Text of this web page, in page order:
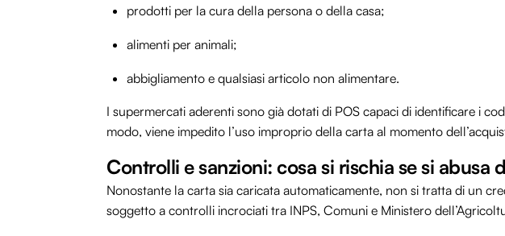
prodotti per la cura della persona o della casa;
alimenti per animali;
abbigliamento e qualsiasi articolo non alimentare.
I supermercati aderenti sono già dotati di POS capaci di identificare i
modo, viene impedito l’uso improprio della carta al momento
Controlli e sanzioni: cosa si rischia se si abusa
Nonostante la carta sia caricata automaticamente, non si tratta di un
soggetto a controlli incrociati tra INPS, Comuni e Ministero